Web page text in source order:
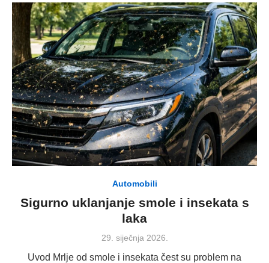
Automobili
Sigurno uklanjanje smole i insekata s
laka
Posted
29. siječnja 2026.
Uvod Mrlje od smole i insekata čest su problem na